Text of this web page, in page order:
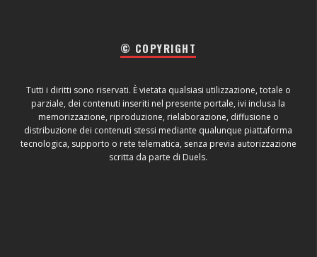
© COPYRIGHT
Tutti i diritti sono riservati. È vietata qualsiasi utilizzazione, totale o
parziale, dei contenuti inseriti nel presente portale, ivi inclusa la
memorizzazione, riproduzione, rielaborazione, diffusione o
distribuzione dei contenuti stessi mediante qualunque piattaforma
tecnologica, supporto o rete telematica, senza previa autorizzazione
scritta da parte di Duels.